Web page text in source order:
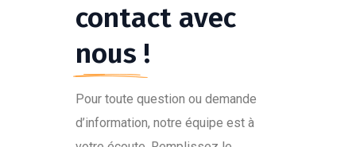
contact avec
nous !
Pour toute question ou demande
d’information, notre équipe est à